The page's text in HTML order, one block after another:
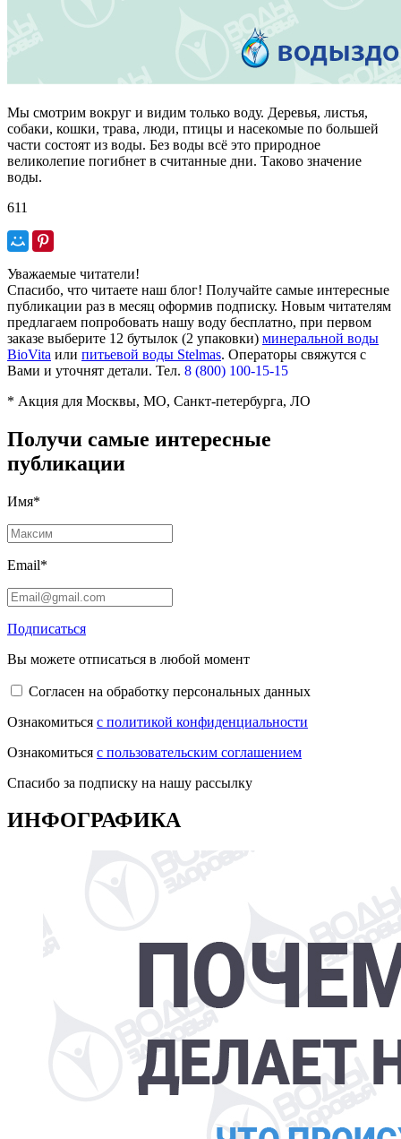
Мы смотрим вокруг и видим только воду. Деревья, листья,
собаки, кошки, трава, люди, птицы и насекомые по большей
части состоят из воды. Без воды всё это природное
великолепие погибнет в считанные дни. Таково значение
воды.
611
Уважаемые читатели!
Спасибо, что читаете наш блог! Получайте самые интересные
публикации раз в месяц оформив подписку. Новым читателям
предлагаем попробовать нашу воду бесплатно, при первом
заказе выберите 12 бутылок (2 упаковки) минеральной воды
BioVita или питьевой воды Stelmas. Операторы свяжутся с
Вами и уточнят детали. Тел. 8 (800) 100-15-15
* Акция для Москвы, МО, Санкт-петербурга, ЛО
Получи самые интересные
публикации
Имя*
Email*
Подписаться
Вы можете отписаться в любой момент
Согласен на обработку персональных данных
Ознакомиться с политикой конфиденциальности
Ознакомиться с пользовательским соглашением
Спасибо за подписку на нашу рассылку
ИНФОГРАФИКА